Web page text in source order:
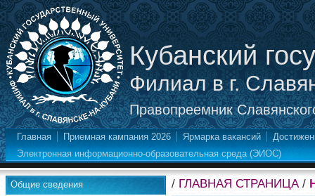
Кубанский
Филиал в г.
Правопреемник
Главная Приемная кампания 2026 Ярмарка вакансий
Электронная информационно-образовательная среда (ЭИОС)
Общие сведения
/ ГЛАВНАЯ СТРАНИЦА/